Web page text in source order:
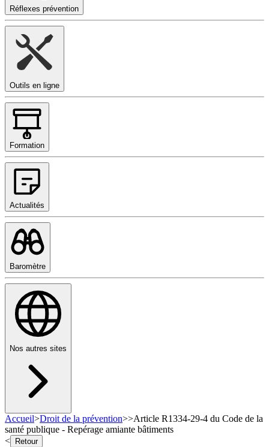
Réflexes prévention
Outils en ligne
Formation
Actualités
Baromètre
Nos autres sites
Accueil>Droit de la prévention>>Article R1334-29-4 du Code de la
santé publique - Repérage amiante bâtiments
<
Retour